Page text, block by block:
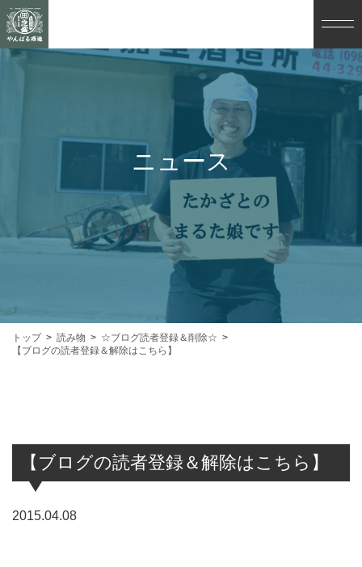
ニュース
トップ 読み物
☆ブログ読者登録＆削除☆
【ブログの読者登録＆解除はこちら】
【ブログの読者登録＆解除はこちら】
2015.04.08